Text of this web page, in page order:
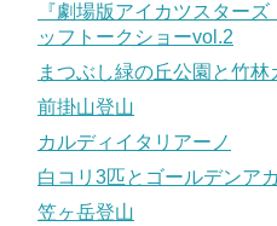
『劇場版アイカツスター
ッフトークショーvol.2
まつぶし緑の丘公園と竹林
前掛山登山
カルディイタリアーノ
白コリ3匹とゴールデンア
笠ヶ岳登山